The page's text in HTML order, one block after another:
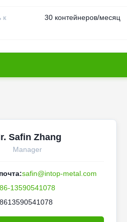
к
30 контейнеров/месяц
Safin Zhang
Manager
safin@intop-metal.com
13590541078